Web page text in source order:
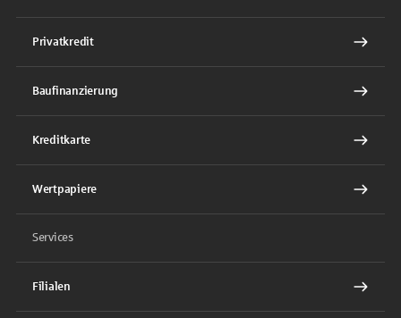
Privatkredit
Baufinanzierung
Kreditkarte
Wertpapiere
Services
Filialen